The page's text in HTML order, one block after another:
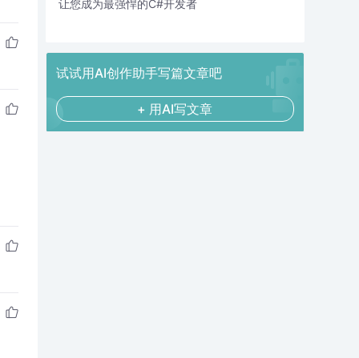
让您成为最强悍的C#开发者
试试用AI创作助手写篇文章吧
+ 用AI写文章